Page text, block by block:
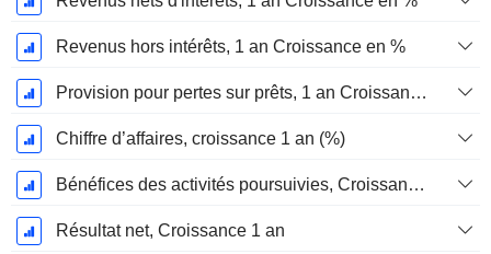
Revenus hors intérêts, 1 an Croissance en %
Provision pour pertes sur prêts, 1 an Croissance en %
Chiffre d’affaires, croissance 1 an (%)
Bénéfices des activités poursuivies, Croissance 1 an
Résultat net, Croissance 1 an